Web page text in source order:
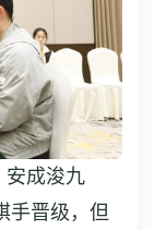
安成浚九
手晋级，但